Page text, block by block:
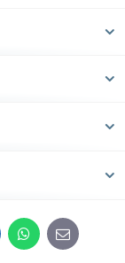
WhatsApp
E-
mail